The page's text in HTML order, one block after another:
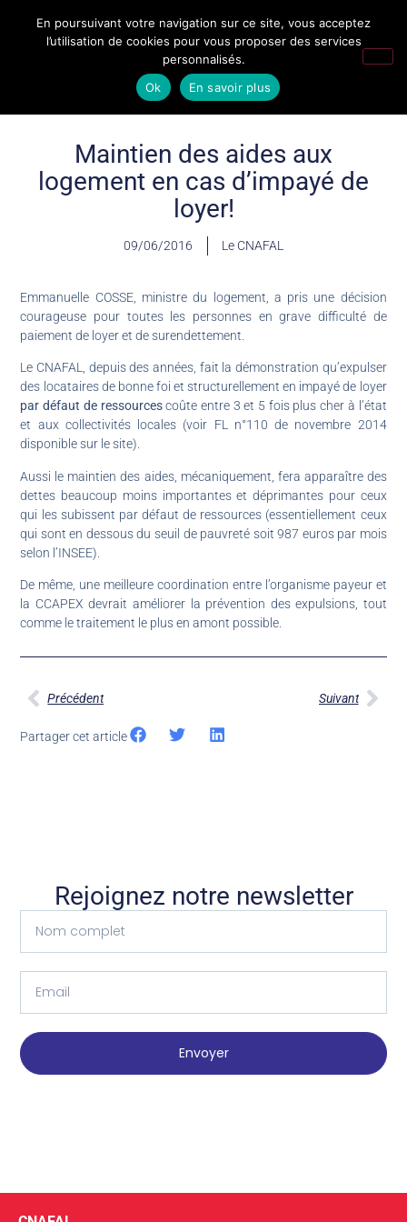
Maintien des aides aux
logement en cas d’impayé de
loyer!
09/06/2016 Le CNAFAL
Emmanuelle COSSE, ministre du logement, a pris une décision
courageuse pour toutes les personnes en grave difficulté de
paiement de loyer et de surendettement.
Le CNAFAL, depuis des années, fait la démonstration qu’expulser
des locataires de bonne foi et structurellement en impayé de loyer
par défaut de ressourcescoûte entre 3 et 5 fois plus cher à l’état
et aux collectivités locales (voir FL n°110 de novembre 2014
disponible sur le site).
Aussi le maintien des aides, mécaniquement, fera apparaître des
dettes beaucoup moins importantes et déprimantes pour ceux
qui les subissent par défaut de ressources (essentiellement ceux
qui sont en dessous du seuil de pauvreté soit 987 euros par mois
selon l’INSEE).
De même, une meilleure coordination entre l’organisme payeur et
la CCAPEX devrait améliorer la prévention des expulsions, tout
comme le traitement le plus en amont possible.
Précédent Suivant
Partager cet article
Rejoignez notre newsletter
Envoyer
En poursuivant votre navigation sur ce site, vous acceptez
l’utilisation de cookies pour vous proposer des services
personnalisés.
Ok
En savoir plus